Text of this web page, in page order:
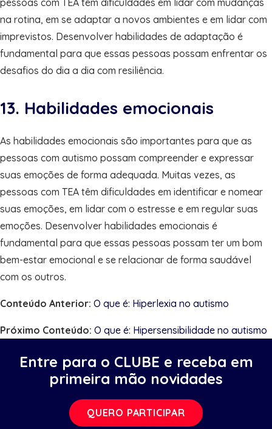
na rotina, em se adaptar a novos ambientes e em lidar com
imprevistos. Desenvolver habilidades de adaptação é
fundamental para que essas pessoas possam enfrentar os
desafios do dia a dia com resiliência.
13. Habilidades emocionais
As habilidades emocionais são importantes para que as
pessoas com autismo possam compreender e expressar
suas emoções de forma adequada. Muitas vezes, as
pessoas com TEA têm dificuldades em identificar e nomear
suas emoções, em lidar com o estresse e em regular suas
emoções. Desenvolver habilidades emocionais é
fundamental para que essas pessoas possam ter um bom
bem-estar emocional e se relacionar de forma saudável
com os outros.
Conteúdo Anterior: O que é: Hiperlexia no autismo
Próximo Conteúdo: O que é: Hipersensibilidade no autismo
Entre para o CLUBE e receba em
primeira mão novidades
QUERO PARTICIPAR